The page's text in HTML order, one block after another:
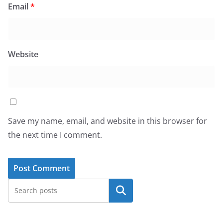
Email*
Website
Save my name, email, and website in this browser for
the next time I comment.
Search